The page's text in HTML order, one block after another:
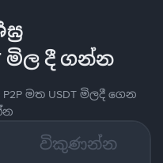
මිල දී ගන්න
මත USDT මිලදී ගෙන
විකුණන්න